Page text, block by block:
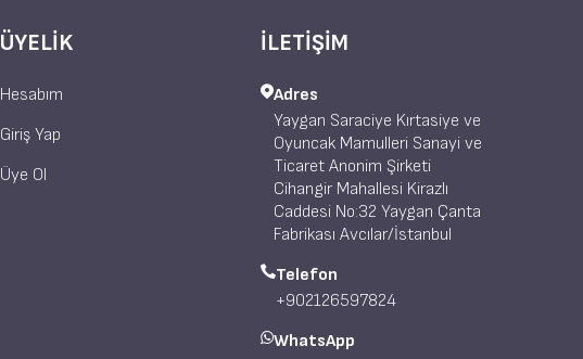
ÜYELIK
Hesabım
Giriş Yap
Üye Ol
İLETİŞİM
Adres
Yaygan Saraciye Kırtasiye ve
Oyuncak Mamulleri Sanayi ve
Ticaret Anonim Şirketi
Cihangir Mahallesi Kirazlı
Caddesi No:32 Yaygan Çanta
Fabrikası Avcılar/İstanbul
Telefon
+902126597824
WhatsApp